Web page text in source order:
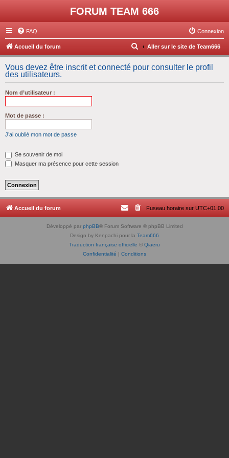
FORUM TEAM 666
FAQ Connexion
Accueil du forum Aller sur le site de Team666
R
e
c
h
Vous devez être inscrit et connecté pour consulter le profil
des utilisateurs.
Nom d’utilisateur :
Mot de passe :
J’ai oublié mon mot de passe
Se souvenir de moi
Masquer ma présence pour cette session
Accueil du forum Fuseau horaire sur UTC+01:00
Développé par phpBB® Forum Software © phpBB Limited
Design by Kenpachi pour la Team666
Traduction française officielle © Qiaeru
Confidentialité | Conditions